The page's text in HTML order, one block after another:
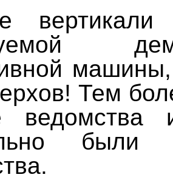
Тем
ведомства
были